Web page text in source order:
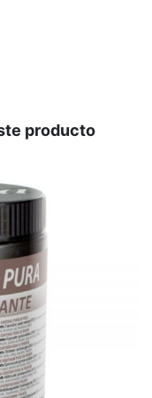
producto